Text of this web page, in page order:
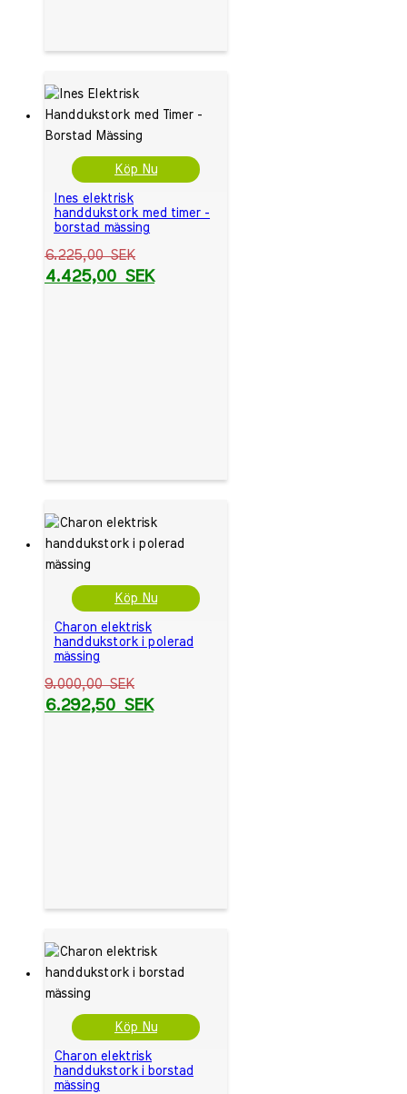
Köp Nu
Ines elektrisk
handdukstork med timer -
borstad mässing
6.225,00SEK
4.425,00 SEK
Köp Nu
Charon elektrisk
handdukstork i polerad
mässing
9.000,00SEK
6.292,50 SEK
Köp Nu
Charon elektrisk
handdukstork i borstad
mässing